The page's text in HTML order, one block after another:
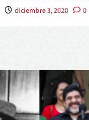
diciembre 3, 2020 0